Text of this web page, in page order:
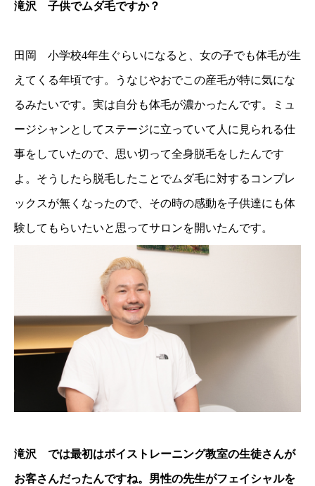
滝沢 子供でムダ毛ですか？
田岡 小学校4年生ぐらいになると、女の子でも体毛が生
えてくる年頃です。うなじやおでこの産毛が特に気にな
るみたいです。実は自分も体毛が濃かったんです。ミュ
ージシャンとしてステージに立っていて人に見られる仕
事をしていたので、思い切って全身脱毛をしたんです
よ。そうしたら脱毛したことでムダ毛に対するコンプレ
ックスが無くなったので、その時の感動を子供達にも体
験してもらいたいと思ってサロンを開いたんです。
滝沢 では最初はボイストレーニング教室の生徒さんが
お客さんだったんですね。男性の先生がフェイシャルを